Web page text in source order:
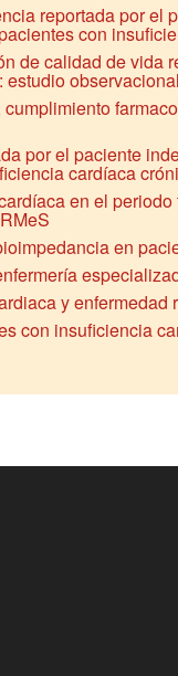
reportada por
con
de calidad de
por el paciente
cardíaca
en el
en
y
con insuficiencia